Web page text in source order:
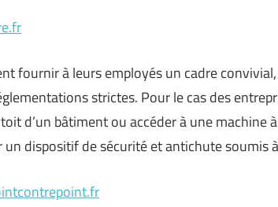
fournir à leurs employés un cadre
strictes. Pour le cas des
d’un bâtiment ou accéder à une machine
dispositif de sécurité et antichute soumis